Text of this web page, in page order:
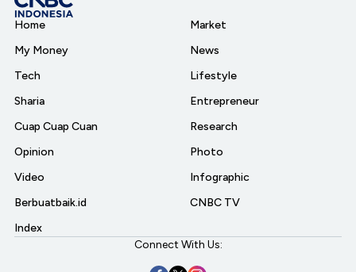
Home
My Money
Tech
Sharia
Cuap Cuap Cuan
Opinion
Video
Berbuatbaik.id
Index
Market
News
Lifestyle
Entrepreneur
Research
Photo
Infographic
CNBC TV
Connect With Us: